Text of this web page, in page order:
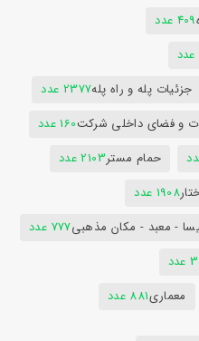
409 عدد
جزئیات پله و راه پله2377 عدد
و فضای داخلی شرکت160 عدد
حمام مستر2103 عدد
1908 عدد
- معبد - مکان مذهبی777 عدد
معماری881 عدد